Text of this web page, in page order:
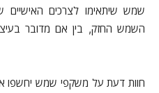
שמש שיתאימו לצרכים
השמש החזק, בין אם מדובר
חוות דעת על משקפי שמש יחשפו